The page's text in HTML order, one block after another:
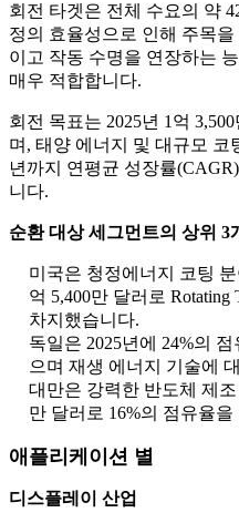
회전 타겟은 전체 수요의 약
정의 효율성으로 인해 주목
이고 작동 수명을 연장하는
매우 적합합니다.
회전 목표는 2025년 1억
며, 태양 에너지 및 대규모 코
년까지 연평균 성장률
니다.
순환 대상 세그먼트의 상위 3
미국은 청정에너지 코팅
억 5,400만 달러로
차지했습니다.
독일은 2025년에 24%의
으며 재생 에너지 기술에
대만은 강력한 반도체 제
만 달러로 16%의 점유율
애플리케이션 별
디스플레이 산업